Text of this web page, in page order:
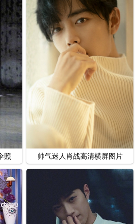
照 帅气迷人肖战高清横屏图片